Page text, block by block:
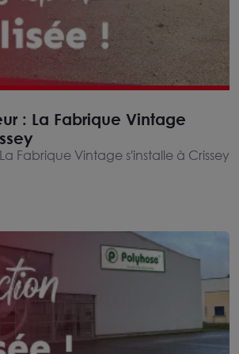
: La Fabrique Vintage
Fabrique Vintage s'installe à Crissey